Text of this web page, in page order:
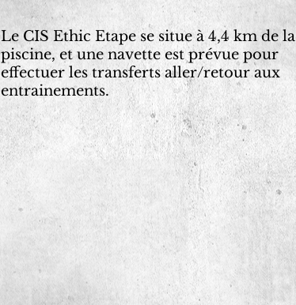
Le CIS Ethic Etapese situe à 4,4 km de la
piscine, et une navette est prévue pour
effectuer les transferts aller/retour aux
entrainements.